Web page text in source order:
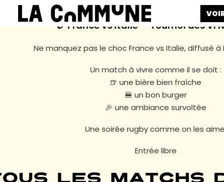
🏉 France vs Italie — Tournoi des VI
Ne manquez pas le choc France vs Italie, diffusé à
Un match à vivre comme il se doit :
🍺 une bière bien fraîche
🍔 un bon burger
🎉 une ambiance survoltée
Une soirée rugby comme on les
Entrée libre
les matchs